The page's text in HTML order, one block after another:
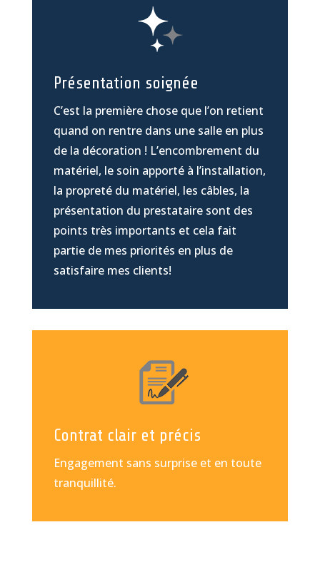
Présentation soignée
C’est la première chose que l’on retient
quand on rentre dans une salle en plus
de la décoration ! L’encombrement du
matériel, le soin apporté à l’installation,
la propreté du matériel, les câbles, la
présentation du prestataire sont des
points très importants et cela fait
partie de mes priorités en plus de
satisfaire mes clients!
Contrat clair et précis
Engagement sans surprise et en toute
tranquillité.